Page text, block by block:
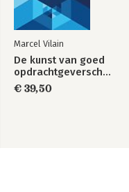
Marcel Vilain
De kunst van goed
opdrachtgeverschap
€ 39,50